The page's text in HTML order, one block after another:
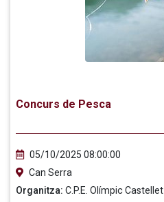
Concurs de Pesca
05/10/2025 08:00:00
Can Serra
Organitza: C.P.E. Olímpic Castellet